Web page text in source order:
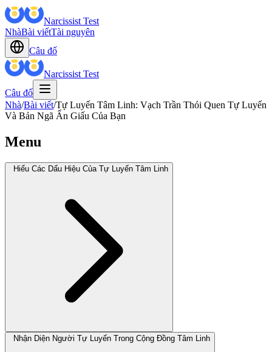
Narcissist Test
NhàBài viếtTài nguyên
Câu đố
Narcissist Test
Câu đố
Nhà/Bài viết/Tự Luyến Tâm Linh: Vạch Trần Thói Quen Tự Luyến
Và Bản Ngã Ẩn Giấu Của Bạn
Menu
Hiểu Các Dấu Hiệu Của Tự Luyến Tâm Linh
Nhận Diện Người Tự Luyến Trong Cộng Đồng Tâm Linh